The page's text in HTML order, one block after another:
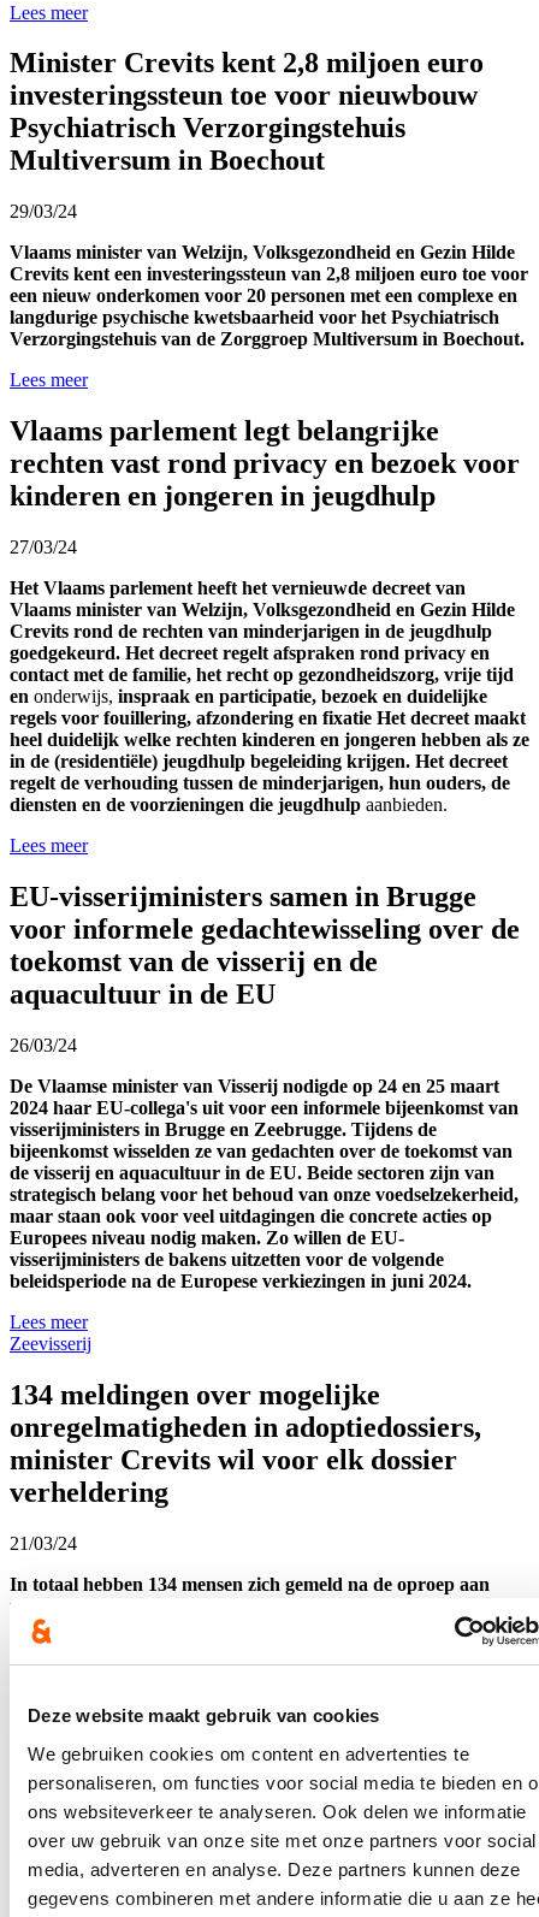
Deze website maakt gebruik van cookies
We gebruiken cookies om content en advertenties te
personaliseren, om functies voor social media te bieden en
ons websiteverkeer te analyseren. Ook delen we informatie
over uw gebruik van onze site met onze partners voor social
media, adverteren en analyse. Deze partners kunnen deze
gegevens combineren met andere informatie die u aan ze
Lees meer
Minister Crevits kent 2,8 miljoen euro
investeringssteun toe voor nieuwbouw
Psychiatrisch Verzorgingstehuis
Multiversum in Boechout
29/03/24
Vlaams minister van Welzijn, Volksgezondheid en Gezin Hilde
Crevits kent een investeringssteun van 2,8 miljoen euro toe voor
een nieuw onderkomen voor 20 personen met een complexe en
langdurige psychische kwetsbaarheid voor het Psychiatrisch
Verzorgingstehuis van de Zorggroep Multiversum in Boechout.
Lees meer
Vlaams parlement legt belangrijke
rechten vast rond privacy en bezoek voor
kinderen en jongeren in jeugdhulp
27/03/24
Het Vlaams parlement heeft het vernieuwde decreet van
Vlaams minister van Welzijn, Volksgezondheid en Gezin Hilde
Crevits rond de rechten van minderjarigen in de jeugdhulp
goedgekeurd. Het decreet regelt afspraken rond privacy en
contact met de familie, het recht op gezondheidszorg, vrije tijd
en onderwijs, inspraak en participatie, bezoek en duidelijke
regels voor fouillering, afzondering en fixatie Het decreet maakt
heel duidelijk welke rechten kinderen en jongeren hebben als ze
in de (residentiële) jeugdhulp begeleiding krijgen. Het decreet
regelt de verhouding tussen de minderjarigen, hun ouders, de
diensten en de voorzieningen die jeugdhulp aanbieden.
Lees meer
EU-visserijministers samen in Brugge
voor informele gedachtewisseling over de
toekomst van de visserij en de
aquacultuur in de EU
26/03/24
De Vlaamse minister van Visserij nodigde op 24 en 25 maart
2024 haar EU-collega's uit voor een informele bijeenkomst van
visserijministers in Brugge en Zeebrugge. Tijdens de
bijeenkomst wisselden ze van gedachten over de toekomst van
de visserij en aquacultuur in de EU. Beide sectoren zijn van
strategisch belang voor het behoud van onze voedselzekerheid,
maar staan ook voor veel uitdagingen die concrete acties op
Europees niveau nodig maken. Zo willen de EU-
visserijministers de bakens uitzetten voor de volgende
beleidsperiode na de Europese verkiezingen in juni 2024.
Lees meer
Zeevisserij
134 meldingen over mogelijke
onregelmatigheden in adoptiedossiers,
minister Crevits wil voor elk dossier
verheldering
21/03/24
In totaal hebben 134 mensen zich gemeld na de oproep aan
mensen die met vragen zitten over hun adoptiedossier. Minister
Crevits vraagt een screening van elk van deze adoptiedossiers.
Wie wil kan ook persoonlijk in gesprek gaan over de
mogelijkheden van bijkomend onderzoek in het land van
doorheen het hele traject.
Lees meer
Aantal klachten over woonzorgcentra
licht gedaald in 2023